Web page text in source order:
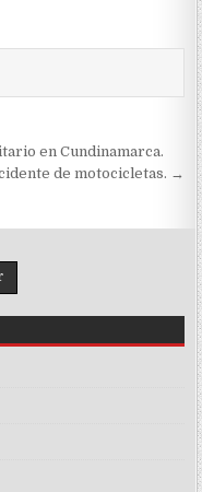
en Cundinamarca.
de motocicletas. →